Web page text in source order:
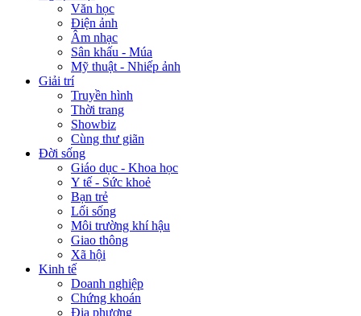
Văn học
Điện ảnh
Âm nhạc
Sân khấu - Múa
Mỹ thuật - Nhiếp ảnh
Giải trí
Truyền hình
Thời trang
Showbiz
Cùng thư giãn
Đời sống
Giáo dục - Khoa học
Y tế - Sức khoẻ
Bạn trẻ
Lối sống
Môi trường khí hậu
Giao thông
Xã hội
Kinh tế
Doanh nghiệp
Chứng khoán
Địa phương